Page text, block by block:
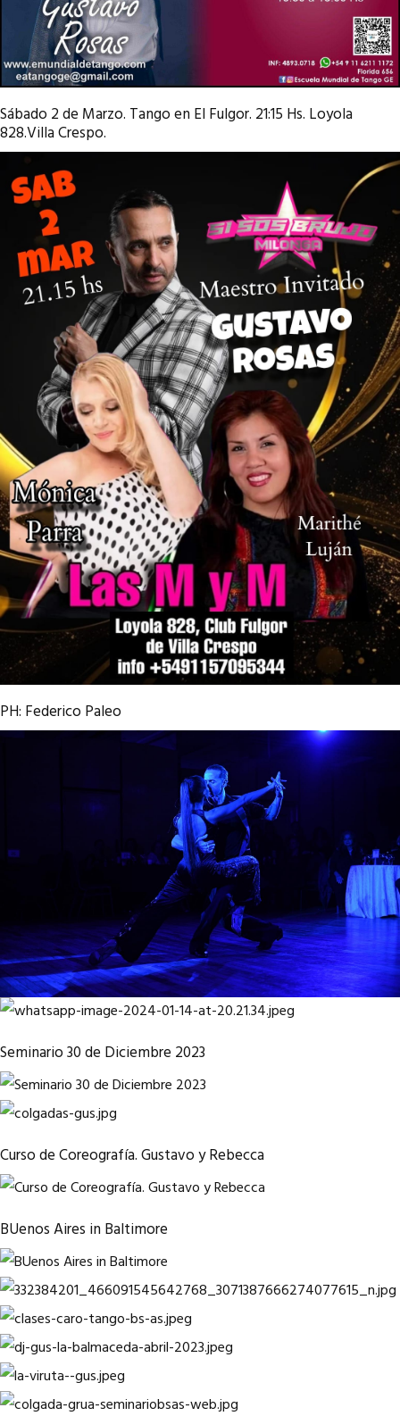
Sábado 2 de Marzo. Tango en El Fulgor. 21:15 Hs. Loyola
828.Villa Crespo.
PH: Federico Paleo
Seminario 30 de Diciembre 2023
Curso de Coreografía. Gustavo y Rebecca
BUenos Aires in Baltimore